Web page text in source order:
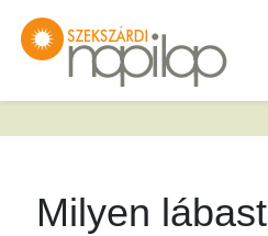
Milyen lábast